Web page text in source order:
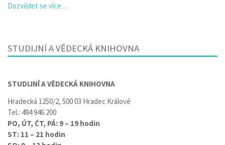
Dozvědet se více…
STUDIJNÍ A VĚDECKÁ KNIHOVNA
STUDIJNÍ A VĚDECKÁ KNIHOVNA
Hradecká 1250/2, 500 03 Hradec Králové
Tel.: 494 946 200
PO, ÚT, ČT, PÁ: 9 – 19 hodin
ST: 11 – 21 hodin